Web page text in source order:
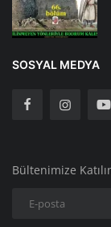
SOSYAL MEDYA
Bültenimize